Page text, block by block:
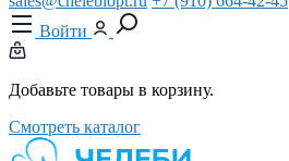
Войти
Добавьте товары в корзину.
Смотреть каталог